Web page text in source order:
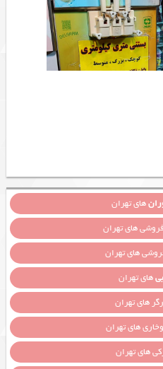
های تهران
فروشی های تهران
های تهران
های تهران
های تهران
های تهران
های تهران